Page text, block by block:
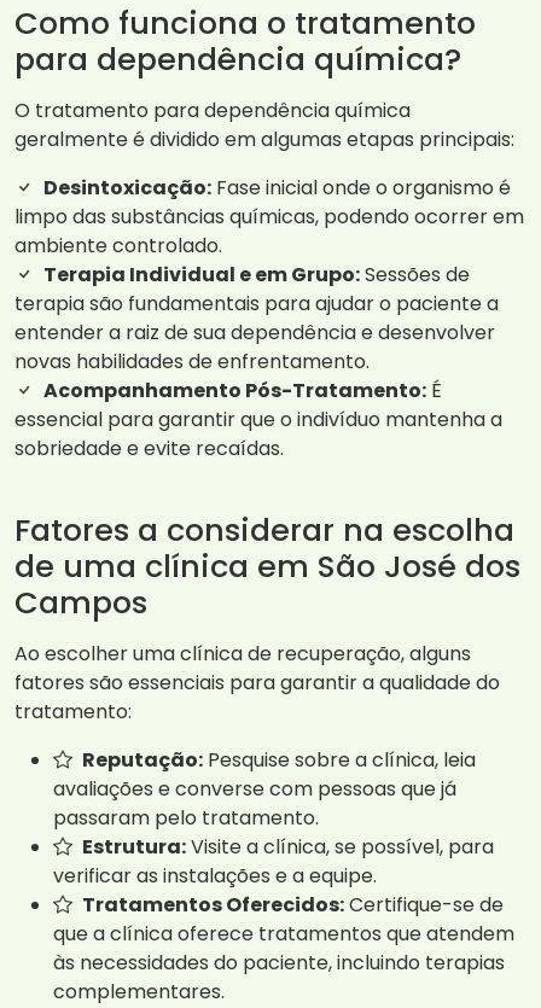
Como funciona o tratamento
para dependência química?
O tratamento para dependência química
geralmente é dividido em algumas etapas principais:
Desintoxicação: Fase inicial onde o organismo é
limpo das substâncias químicas, podendo ocorrer em
ambiente controlado.
Terapia Individual e em Grupo:Sessões de
terapia são fundamentais para ajudar o paciente a
entender a raiz de sua dependência e desenvolver
novas habilidades de enfrentamento.
Acompanhamento Pós-Tratamento: É
essencial para garantir que o indivíduo mantenha a
sobriedade e evite recaídas.
Fatores a considerar na escolha
de uma clínica em São José dos
Campos
Ao escolher uma clínica de recuperação, alguns
fatores são essenciais para garantir a qualidade do
tratamento:
Reputação: Pesquise sobre a clínica, leia
avaliações e converse com pessoas que já
passaram pelo tratamento.
Estrutura:Visite a clínica, se possível, para
verificar as instalações e a equipe.
Tratamentos Oferecidos:Certifique-se de
que a clínica oferece tratamentos que atendem
às necessidades do paciente, incluindo terapias
complementares.